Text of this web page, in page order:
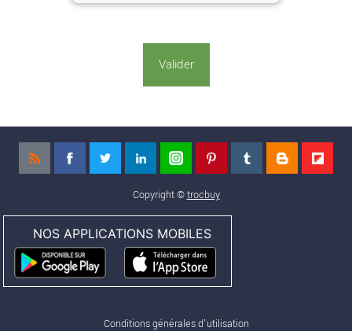
Copyright ©trocbuy
NOS APPLICATIONS MOBILES
Conditions générales d'utilisation